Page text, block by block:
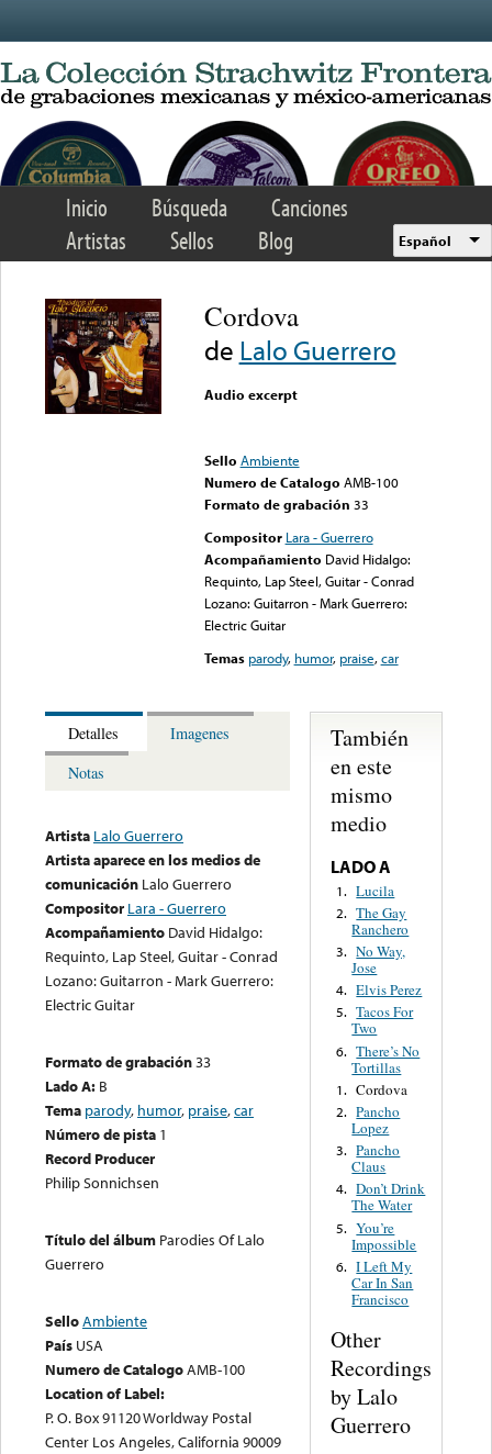
Inicio Búsqueda
Canciones
Artistas
Sellos Blog Español
Cordova
de Lalo Guerrero
Audio excerpt
Sello Ambiente
Numero de Catalogo AMB-100
Formato de grabación 33
Compositor Lara - Guerrero
Acompañamiento David Hidalgo:
Requinto, Lap Steel, Guitar - Conrad
Lozano: Guitarron - Mark Guerrero:
Electric Guitar
Temas parody, humor, praise,car
Detalles
Imagenes
Notas
Artista Lalo Guerrero
Artista aparece en los medios de
comunicación Lalo Guerrero
Compositor Lara - Guerrero
Acompañamiento David Hidalgo:
Requinto, Lap Steel, Guitar - Conrad
Lozano: Guitarron - Mark Guerrero:
Electric Guitar
Formato de grabación33
Lado A: B
Tema parody, humor, praise,car
Número de pista 1
Record Producer
Philip Sonnichsen
Título del álbum Parodies Of Lalo
Guerrero
SelloAmbiente
País USA
Numero de CatalogoAMB-100
Location of Label:
P. O. Box 91120 Worldway Postal
Center Los Angeles, California 90009
También
en este
mismo
medio
LADO A
1. Lucila
2. The Gay
Ranchero
3. No Way,
Jose
4. Elvis Perez
5. Tacos For
Two
6. There’s No
Tortillas
1. Cordova
2. Pancho
Lopez
3. Pancho
Claus
4. Don’t Drink
The Water
5. You’re
Impossible
6. I Left My
Car In San
Francisco
Other
Recordings
by Lalo
Guerrero